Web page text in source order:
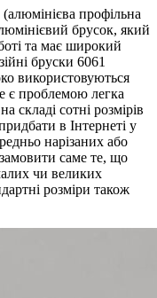
профільна
брусок, який
та має широкий
бруски 6061
використовуються
є проблемою легка
складі сотні розмірів
в Інтернеті у
нарізаних або
саме те, що
чи великих
розміри також